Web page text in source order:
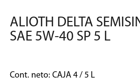
ALIOTH DELTA
SAE 5W-40 SP 5 L
Cont. neto: CAJA 4 / 5 L